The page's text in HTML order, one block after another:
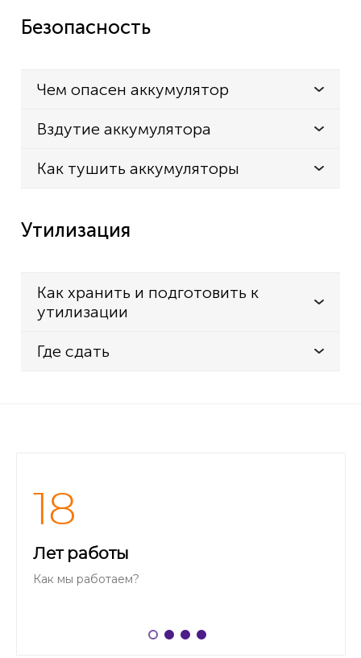
Безопасность
Чем опасен аккумулятор
Вздутие аккумулятора
Как тушить аккумуляторы
Утилизация
Как хранить и подготовить к
утилизации
Где сдать
18
Лет работы
Как мы работаем?